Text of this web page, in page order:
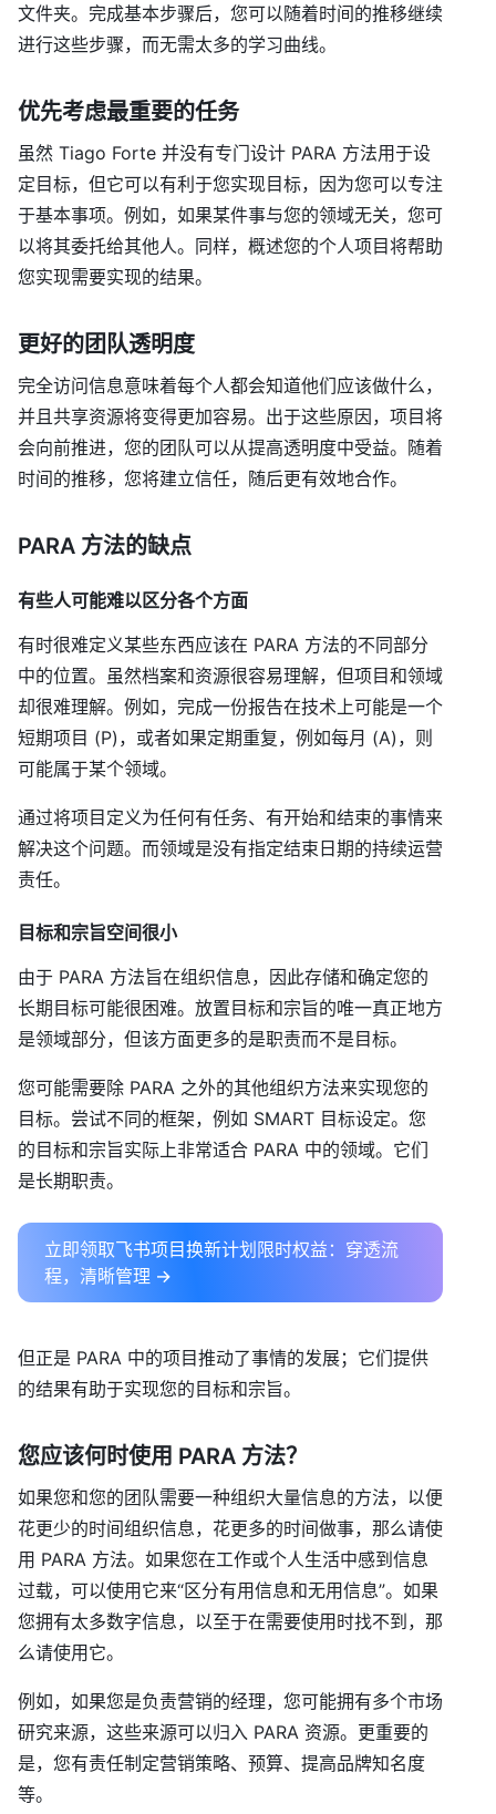
文件夹。完成基本步骤后，您可以随着时间的推移继续
进行这些步骤，而无需太多的学习曲线。
优先考虑最重要的任务
虽然 Tiago Forte 并没有专门设计 PARA 方法用于设
定目标，但它可以有利于您实现目标，因为您可以专注
于基本事项。例如，如果某件事与您的领域无关，您可
以将其委托给其他人。同样，概述您的个人项目将帮助
您实现需要实现的结果。
更好的团队透明度
完全访问信息意味着每个人都会知道他们应该做什么，
并且共享资源将变得更加容易。出于这些原因，项目将
会向前推进，您的团队可以从提高透明度中受益。随着
时间的推移，您将建立信任，随后更有效地合作。
PARA 方法的缺点
有些人可能难以区分各个方面
有时很难定义某些东西应该在 PARA 方法的不同部分
中的位置。虽然档案和资源很容易理解，但项目和领域
却很难理解。例如，完成一份报告在技术上可能是一个
短期项目 (P)，或者如果定期重复，例如每月 (A)，则
可能属于某个领域。
通过将项目定义为任何有任务、有开始和结束的事情来
解决这个问题。而领域是没有指定结束日期的持续运营
责任。
目标和宗旨空间很小
由于 PARA 方法旨在组织信息，因此存储和确定您的
长期目标可能很困难。放置目标和宗旨的唯一真正地方
是领域部分，但该方面更多的是职责而不是目标。
您可能需要除 PARA 之外的其他组织方法来实现您的
目标。尝试不同的框架，例如 SMART 目标设定。您
的目标和宗旨实际上非常适合 PARA 中的领域。它们
是长期职责。
立即领取飞书项目换新计划限时权益：穿透流
程，清晰管理 →
但正是 PARA 中的项目推动了事情的发展；它们提供
的结果有助于实现您的目标和宗旨。
您应该何时使用 PARA 方法？
如果您和您的团队需要一种组织大量信息的方法，以便
花更少的时间组织信息，花更多的时间做事，那么请使
用 PARA 方法。如果您在工作或个人生活中感到信息
过载，可以使用它来“区分有用信息和无用信息”。如果
您拥有太多数字信息，以至于在需要使用时找不到，那
么请使用它。
例如，如果您是负责营销的经理，您可能拥有多个市场
研究来源，这些来源可以归入 PARA 资源。更重要的
是，您有责任制定营销策略、预算、提高品牌知名度
等。